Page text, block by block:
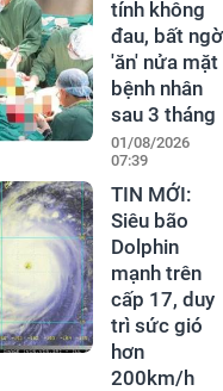
tính không
đau, bất ngờ
'ăn' nửa mặt
bệnh nhân
sau 3 tháng
01/08/2026
07:39
TIN MỚI:
Siêu bão
Dolphin
mạnh trên
cấp 17, duy
trì sức gió
hơn
200km/h